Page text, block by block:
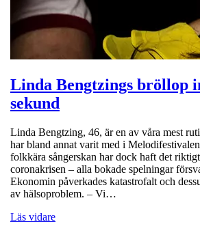
Linda Bengtzings bröllop
sekund
Linda Bengtzing, 46, är en av våra mest
har bland annat varit med i
folkkära sångerskan har dock haft det
coronakrisen – alla bokade spelningar
Ekonomin påverkades katastrofalt och
av hälsoproblem. – Vi…
Läs vidare